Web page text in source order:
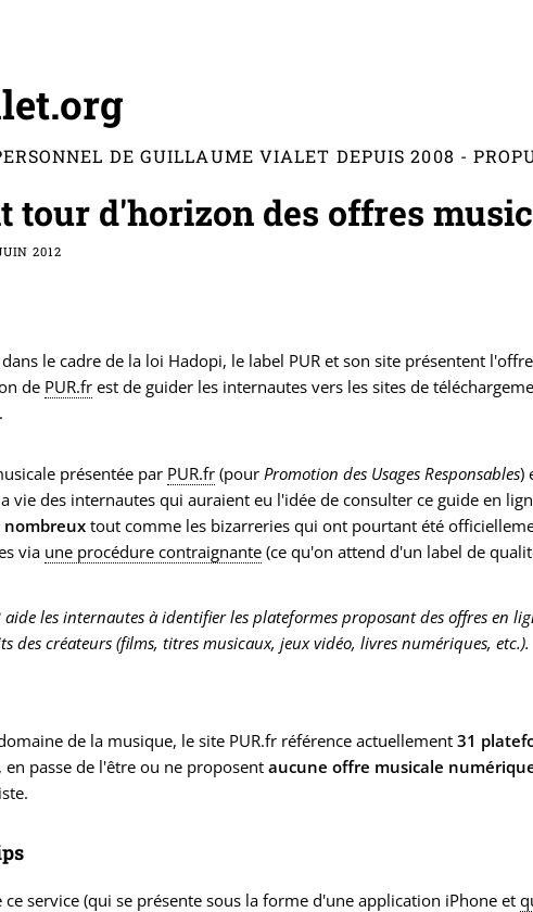
DE GUILLAUME VIALET DEPUIS 2008 -
tour d'horizon des offres
2012
le cadre de la loi Hadopi, le label PUR et son site présentent
de PUR.fr est de guider les internautes vers les sites de
présentée par PUR.fr (pour Promotion des Usages Responsables)
vie des internautes qui auraient eu l'idée de consulter ce guide en
tout comme les bizarreries qui ont pourtant été
via une procédure contraignante (ce qu'on attend d'un label de
aide les internautes à identifier les plateformes proposant des offres en
des créateurs (films, titres musicaux, jeux vidéo, livres numériques, etc.).
de la musique, le site PUR.fr référence actuellement31
en passe de l'être ou ne proposentaucune offre musicale
service (qui se présente sous la forme d'une application iPhone et